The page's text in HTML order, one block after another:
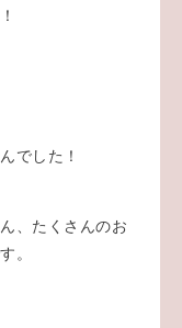
でした！
、たくさんのお
。